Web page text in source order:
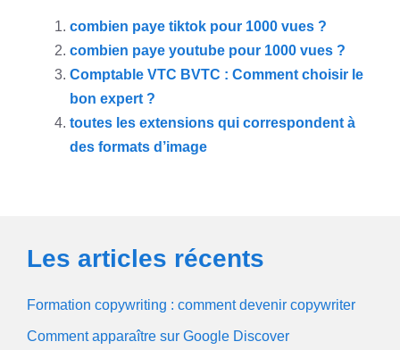
combien paye tiktok pour 1000 vues ?
combien paye youtube pour 1000 vues ?
Comptable VTC BVTC : Comment choisir le
bon expert ?
toutes les extensions qui correspondent à
des formats d’image
Les articles récents
Formation copywriting : comment devenir copywriter
Comment apparaître sur Google Discover